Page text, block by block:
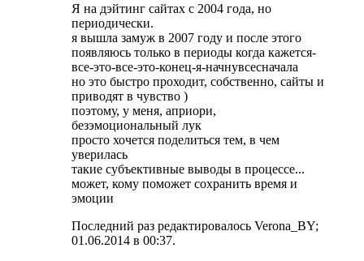
Я на дэйтинг сайтах с 2004 года, но
периодически.
я вышла замуж в 2007 году и после этого
появляюсь только в периоды когда кажется-
все-это-все-это-конец-я-начнувсесначала
но это быстро проходит, собственно, сайты и
приводят в чувство )
поэтому, у меня, априори,
безэмоциональный лук
просто хочется поделиться тем, в чем
уверилась
такие субъективные выводы в процессе...
может, кому поможет сохранить время и
эмоции
Последний раз редактировалось Verona_BY;
01.06.2014 в 00:37.